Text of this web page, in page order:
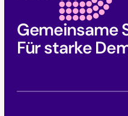
Gemeinsame
Für starke